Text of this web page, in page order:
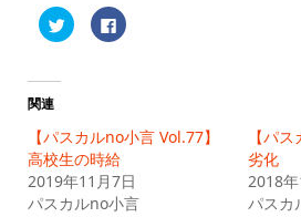
ク
リ
有
(新
し
い
ウ
ィ
Facebook
で
ク
リ
ッ
ク
し
て
く
関連
【パスカルno小言 Vol.77】
高校生の時給
2019年11月7日
パスカルno小言
【パ
劣化
2018
パスカ